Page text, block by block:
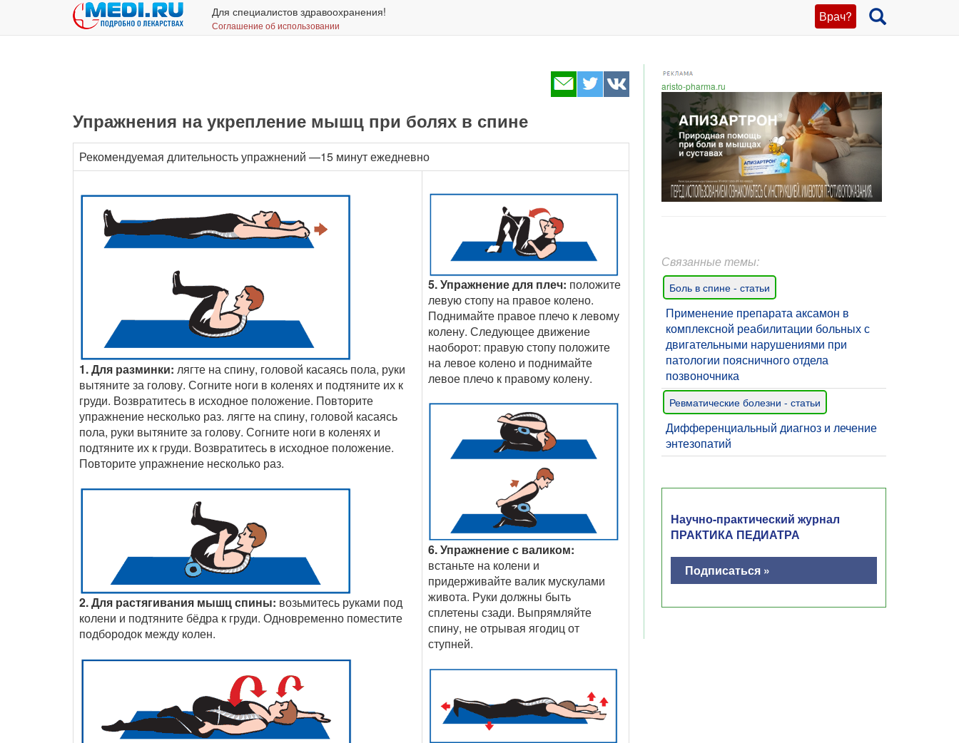
Врач?
Для специалистов здравоохранения!
Соглашение об использовании
aristo-pharma.ru
Упражнения на укрепление мышц при болях в спине
Рекомендуемая длительность упражнений —15 минут ежедневно
1. Для разминки: лягте на спину, головой касаясь пола, руки
вытяните за голову. Согните ноги в коленях и подтяните их к
груди. Возвратитесь в исходное положение. Повторите
упражнение несколько раз. лягте на спину, головой касаясь
пола, руки вытяните за голову. Согните ноги в коленях и
подтяните их к груди. Возвратитесь в исходное положение.
Повторите упражнение несколько раз.
2. Для растягивания мышц спины: возьмитесь руками под
колени и подтяните бёдра к груди. Одновременно поместите
подбородок между колен.
5. Упражнение для плеч: положите
левую стопу на правое колено.
Поднимайте правое плечо к левому
колену. Следующее движение
наоборот: правую стопу положите
на левое колено и поднимайте
левое плечо к правому колену.
6. Упражнение с валиком:
встаньте на колени и
придерживайте валик мускулами
живота. Руки должны быть
сплетены сзади. Выпрямляйте
спину, не отрывая ягодиц от
ступней.
Связанные темы:
Боль в спине - статьи
Применение препарата аксамон в
комплексной реабилитации больных с
двигательными нарушениями при
патологии поясничного отдела
позвоночника
Ревматические болезни - статьи
Дифференциальный диагноз и лечение
энтезопатий
Научно-практический журнал
ПРАКТИКА ПЕДИАТРА
Подписаться »